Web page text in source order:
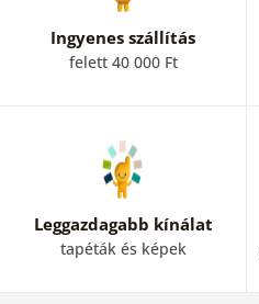
Ingyenes szállítás
felett 40 000 Ft
Leggazdagabb kínálat
tapéták és képek